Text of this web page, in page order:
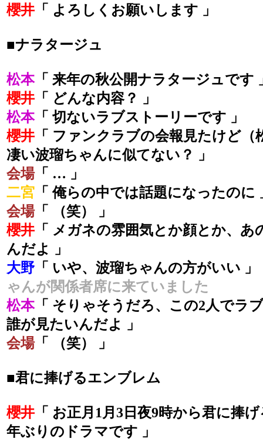
櫻井 「 よろしくお願いします 」
■ナラタージュ
松本「 来年の秋公開ナラタージュです
櫻井 「 どんな内容？ 」
松本「 切ないラブストーリーです 」
櫻井 「 ファンクラブの会報見たけど（
凄い波瑠ちゃんに似てない？ 」
会場「 … 」
二宮 「 俺らの中では話題になったのに
会場「 （笑） 」
櫻井 「 メガネの雰囲気とか顔とか、あ
んだよ 」
大野 「 いや、波瑠ちゃんの方がいい 」
ゃんが関係者席に来ていました
松本「 そりゃそうだろ、この2人でラ
誰が見たいんだよ 」
会場「 （笑） 」
■君に捧げるエンブレム
櫻井 「 お正月1月3日夜9時から君に捧
年ぶりのドラマです 」